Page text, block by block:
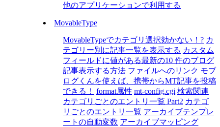
他のアプリケーションで利用する
MovableType
MovableTypeでカテゴリ選択効かない！? カ
テゴリー別に記事一覧を表示する カスタム
フィールドに値がある最新の10 件のブログ
記事表示する方法 ファイルへのリンク モブ
ログくんを使えば、携帯からMT記事を投稿
できる！
format属性 mt-config.cgi 検索関連
カテゴリごとのエントリ一覧 Part2 カテゴ
リごとのエントリ一覧 アーカイブテンプレ
ートの自動変数 アーカイブマッピング